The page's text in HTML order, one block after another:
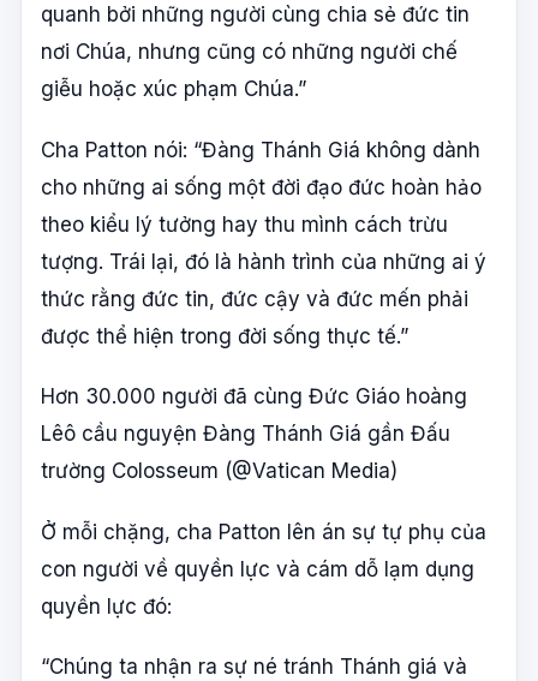
quanh bởi những người cùng chia sẻ đức tin
nơi Chúa, nhưng cũng có những người chế
giễu hoặc xúc phạm Chúa.”
Cha Patton nói: “Đàng Thánh Giá không dành
cho những ai sống một đời đạo đức hoàn hảo
theo kiểu lý tưởng hay thu mình cách trừu
tượng. Trái lại, đó là hành trình của những ai ý
thức rằng đức tin, đức cậy và đức mến phải
được thể hiện trong đời sống thực tế.”
Hơn 30.000 người đã cùng Đức Giáo hoàng
Lêô cầu nguyện Đàng Thánh Giá gần Đấu
trường Colosseum (@Vatican Media)
Ở mỗi chặng, cha Patton lên án sự tự phụ của
con người về quyền lực và cám dỗ lạm dụng
quyền lực đó:
“Chúng ta nhận ra sự né tránh Thánh giá và